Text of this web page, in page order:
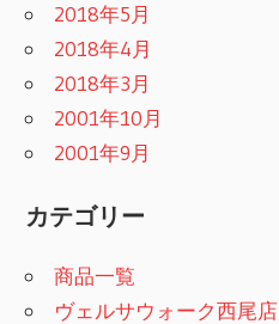
2018年5月
2018年4月
2018年3月
2001年10月
2001年9月
カテゴリー
商品一覧
ヴェルサウォーク西尾店